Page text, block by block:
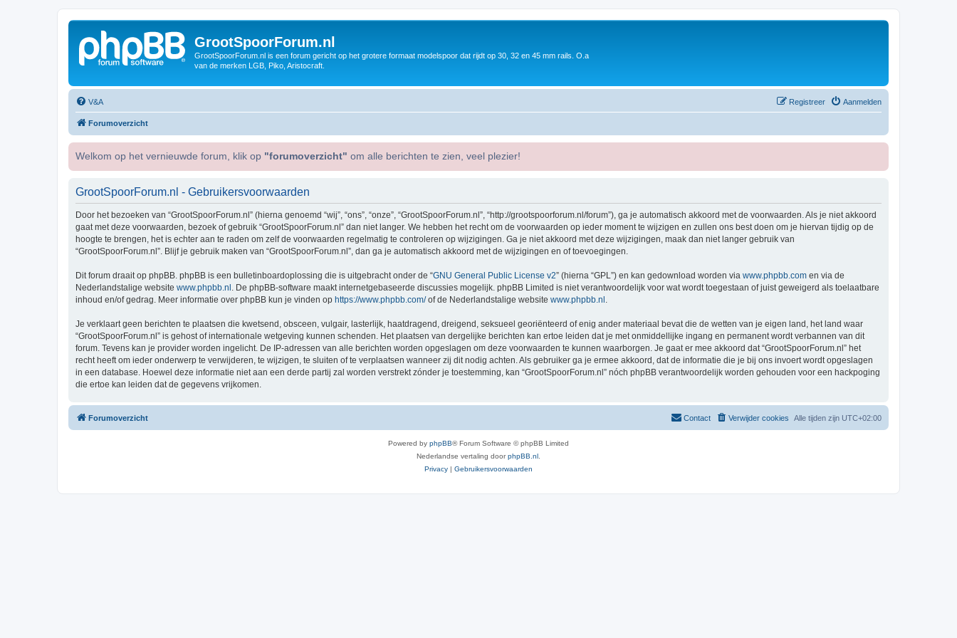
GrootSpoorForum.nl
GrootSpoorForum.nl is een forum gericht op het grotere formaat modelspoor dat rijdt op 30, 32 en 45 mm rails. O.a
van de merken LGB, Piko, Aristocraft.
V&A Aanmelden
Registreer
Forumoverzicht
Welkom op het vernieuwde forum, klik op "forumoverzicht" om alle berichten te zien, veel plezier!
GrootSpoorForum.nl - Gebruikersvoorwaarden
Door het bezoeken van “GrootSpoorForum.nl” (hierna genoemd “wij”, “ons”, “onze”, “GrootSpoorForum.nl”, “http://grootspoorforum.nl/forum”), ga je automatisch akkoord met de voorwaarden. Als je niet akkoord
gaat met deze voorwaarden, bezoek of gebruik “GrootSpoorForum.nl” dan niet langer. We hebben het recht om de voorwaarden op ieder moment te wijzigen en zullen ons best doen om je hiervan tijdig op de
hoogte te brengen, het is echter aan te raden om zelf de voorwaarden regelmatig te controleren op wijzigingen. Ga je niet akkoord met deze wijzigingen, maak dan niet langer gebruik van
“GrootSpoorForum.nl”. Blijf je gebruik maken van “GrootSpoorForum.nl”, dan ga je automatisch akkoord met de wijzigingen en of toevoegingen.
Dit forum draait op phpBB. phpBB is een bulletinboardoplossing die is uitgebracht onder de “GNU General Public License v2” (hierna “GPL”) en kan gedownload worden via www.phpbb.com en via de
Nederlandstalige website www.phpbb.nl . De phpBB-software maakt internetgebaseerde discussies mogelijk. phpBB Limited is niet verantwoordelijk voor wat wordt toegestaan of juist geweigerd als toelaatbare
inhoud en/of gedrag. Meer informatie over phpBB kun je vinden op https://www.phpbb.com/of de Nederlandstalige website www.phpbb.nl
Je verklaart geen berichten te plaatsen die kwetsend, obsceen, vulgair, lasterlijk, haatdragend, dreigend, seksueel georiënteerd of enig ander materiaal bevat die de wetten van je eigen land, het land waar
“GrootSpoorForum.nl” is gehost of internationale wetgeving kunnen schenden. Het plaatsen van dergelijke berichten kan ertoe leiden dat je met onmiddellijke ingang en permanent wordt verbannen van dit
forum. Tevens kan je provider worden ingelicht. De IP-adressen van alle berichten worden opgeslagen om deze voorwaarden te kunnen waarborgen. Je gaat er mee akkoord dat “GrootSpoorForum.nl” het
recht heeft om ieder onderwerp te verwijderen, te wijzigen, te sluiten of te verplaatsen wanneer zij dit nodig achten. Als gebruiker ga je ermee akkoord, dat de informatie die je bij ons invoert wordt opgeslagen
in een database. Hoewel deze informatie niet aan een derde partij zal worden verstrekt zónder je toestemming, kan “GrootSpoorForum.nl” nóch phpBB verantwoordelijk worden gehouden voor een hackpoging
die ertoe kan leiden dat de gegevens vrijkomen.
Forumoverzicht Alle tijden zijn UTC+02:00
Verwijder cookies
Contact
Powered by phpBB® Forum Software © phpBB Limited
Nederlandse vertaling doorphpBB.nl
Privacy | Gebruikersvoorwaarden